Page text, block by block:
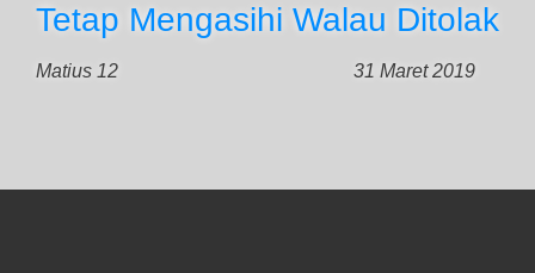
Tetap Mengasihi Walau Ditolak
Matius 12 31 Maret 2019